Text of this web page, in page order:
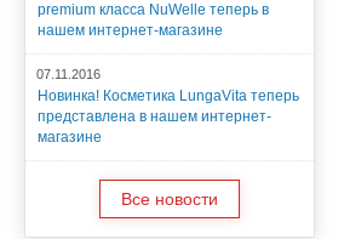
premium класса NuWelle теперь в
нашем интернет-магазине
07.11.2016
Новинка! Косметика LungaVita теперь
представлена в нашем интернет-
магазине
Все новости